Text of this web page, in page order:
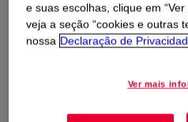
Usos
bath oils, suntan products,
e suas escolhas, clique em
veja a seção “cookies e outras
nossa Declaração de
Ver mais